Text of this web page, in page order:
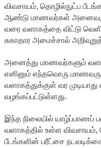
விவசாயம், தொழில்நுட்ப
ஆண்டு மாணவர்கள்
வரை வளாகத்தை விட்டு
சுகாதார அமைச்சால்
அனைத்து மாணவர்களும்
எனினும் எந்தவொரு
வளாகத்துக்குள் வர முடியாது
வழங்கப்பட்டுள்ளது.
இந்த நிலையில் யாழ்ப்பாணப்
வளாகத்தில் உள்ள விவசாயம்,
பீடங்களின் பரீட்சை